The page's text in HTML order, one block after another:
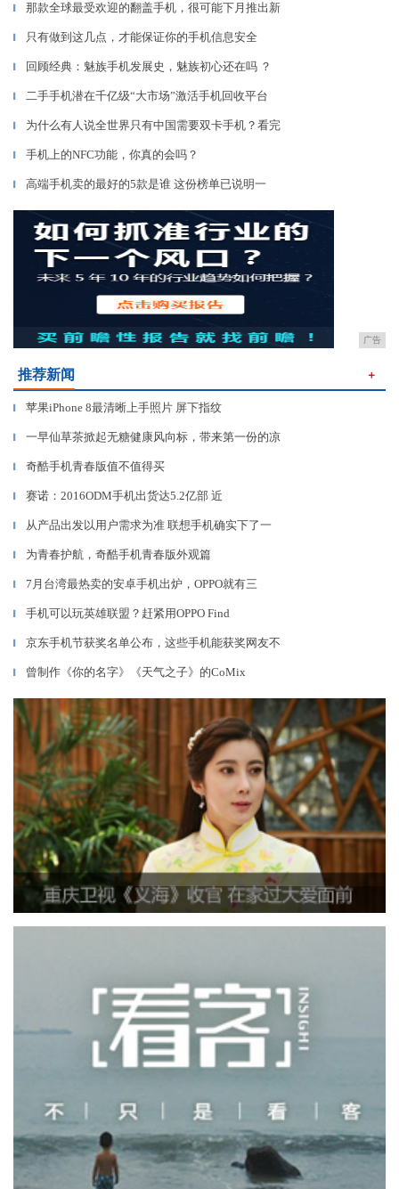
▎ 那款全球最受欢迎的翻盖手机，很可能下月推出新
▎ 只有做到这几点，才能保证你的手机信息安全
▎ 回顾经典：魅族手机发展史，魅族初心还在吗 ？
▎ 二手手机潜在千亿级“大市场”激活手机回收平台
▎ 为什么有人说全世界只有中国需要双卡手机？看完
▎ 手机上的NFC功能，你真的会吗？
▎ 高端手机卖的最好的5款是谁 这份榜单已说明一
广告
推荐新闻 ＋
▎ 苹果iPhone 8最清晰上手照片 屏下指纹
▎ 一早仙草茶掀起无糖健康风向标，带来第一份的凉
▎ 奇酷手机青春版值不值得买
▎ 赛诺：2016ODM手机出货达5.2亿部 近
▎ 从产品出发以用户需求为准 联想手机确实下了一
▎ 为青春护航，奇酷手机青春版外观篇
▎ 7月台湾最热卖的安卓手机出炉，OPPO就有三
▎ 手机可以玩英雄联盟？赶紧用OPPO Find
▎ 京东手机节获奖名单公布，这些手机能获奖网友不
▎ 曾制作《你的名字》《天气之子》的CoMix